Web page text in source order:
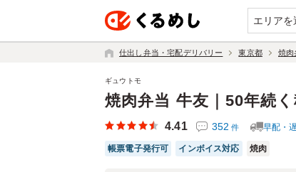
エリアを
仕出し弁当・宅配デリバリー 東京都 焼肉
焼肉弁当 牛友｜50年続
ギュウトモ
4.41 352 件 早配・
帳票電子発行可 インボイス対応 焼肉